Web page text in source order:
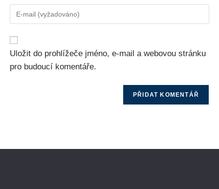
Uložit do prohlížeče jméno, e-mail a webovou stránku
pro budoucí komentáře.